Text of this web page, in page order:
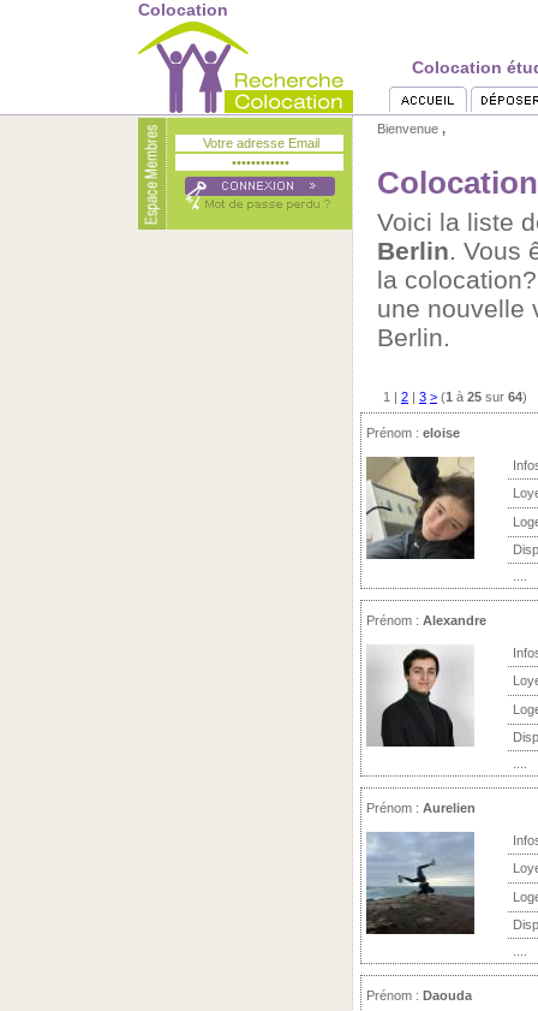
Colocation
Colocation
Bienvenue ,
Voici la liste
Berlin. Vous
la
une nouvelle
Berlin.
1 | 2 | 3 > (1 à 25 sur 64)
Prénom : eloise
Prénom : Alexandre
Prénom : Aurelien
Prénom : Daouda